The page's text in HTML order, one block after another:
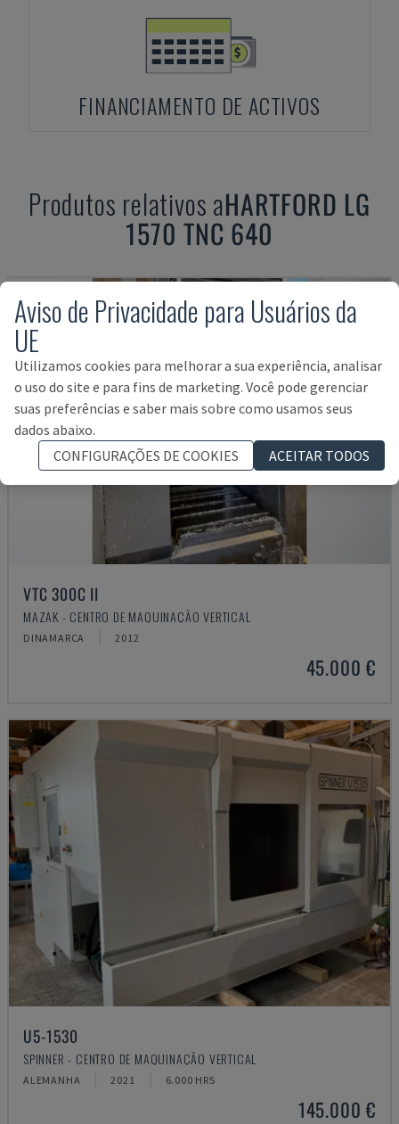
FINANCIAMENTO DE ACTIVOS
Produtos relativos aHARTFORD LG
1570 TNC 640
VTC 300C II
MAZAK - CENTRO DE MAQUINAÇÃO VERTICAL
DINAMARCA 2012
45.000 €
U5-1530
SPINNER - CENTRO DE MAQUINAÇÃO VERTICAL
ALEMANHA 2021 6.000 HRS
145.000 €
Aviso de Privacidade para Usuários da
UE
Utilizamos cookies para melhorar a sua experiência, analisar
o uso do site e para fins de marketing. Você pode gerenciar
suas preferências e saber mais sobre como usamos seus
dados abaixo.
CONFIGURAÇÕES DE COOKIES
ACEITAR TODOS